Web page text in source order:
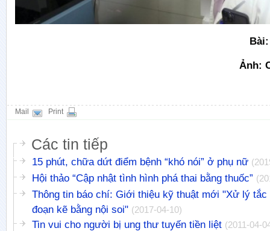
Ảnh:
Mail Print
Các tin tiếp
15 phút, chữa dứt điểm bệnh “khó nói” ở phụ nữ
Hội thảo “Cập nhật tình hình phá thai bằng thuốc”
Thông tin báo chí: Giới thiệu kỹ thuật mới "Xử lý
đoạn kẽ bằng nội soi" (2017-04-10)
Tin vui cho người bị ung thư tuyến tiền liệt (2011-04-